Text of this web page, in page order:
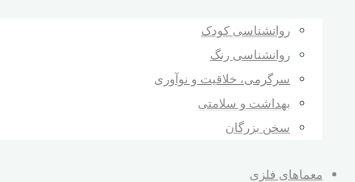
روانشناسی کودک
روانشناسی رنگ
سرگرمی، خلاقیت و نوآوری
بهداشت و سلامتی
سخن بزرگان
معماهای فلزی